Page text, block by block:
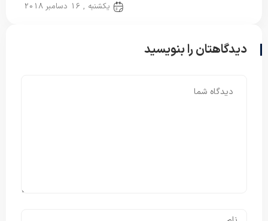
یکشنبه , 16 دسامبر 2018
دیدگاهتان را بنویسید